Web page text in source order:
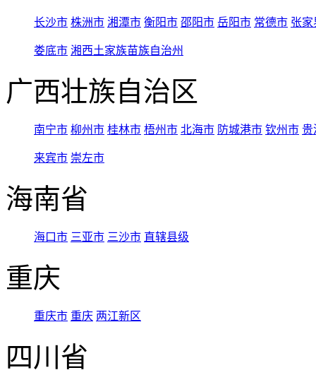
长沙市 株洲市 湘潭市 衡阳市 邵阳市 岳阳市 常德市 张家
娄底市 湘西土家族苗族自治州
广西壮族自治区
南宁市 柳州市 桂林市 梧州市 北海市 防城港市 钦州市 贵
来宾市 崇左市
海南省
海口市 三亚市 三沙市 直辖县级
重庆
重庆市 重庆 两江新区
四川省